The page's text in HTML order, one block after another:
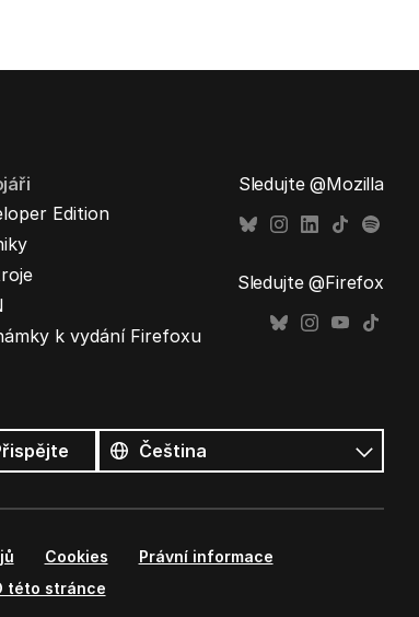
Edition
k vydání Firefoxu
Sledujte @Mozilla
Sledujte @Firefox
jazyky
Jazyk
Cookies
Právní informace
této stránce